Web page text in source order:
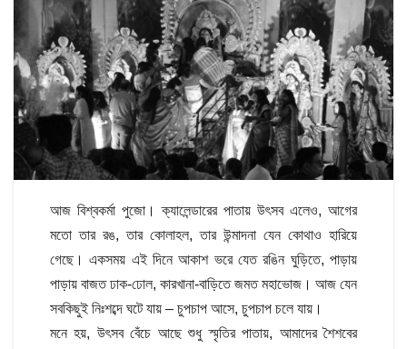
আজ বিশ্বকর্মা পুজো। ক্যালেন্ডারের পাতায় উৎসব এলেও, আগের
মতো তার রঙ, তার কোলাহল, তার উন্মাদনা যেন কোথাও হারিয়ে
গেছে। একসময় এই দিনে আকাশ ভরে যেত রঙিন ঘুড়িতে, পাড়ায়
পাড়ায় বাজত ঢাক-ঢোল, কারখানা-বাড়িতে জমত মহাভোজ। আজ যেন
সবকিছুই নিঃশব্দে ঘটে যায় – চুপচাপ আসে, চুপচাপ চলে যায়।
মনে হয়, উৎসব বেঁচে আছে শুধু স্মৃতির পাতায়, আমাদের শৈশবের